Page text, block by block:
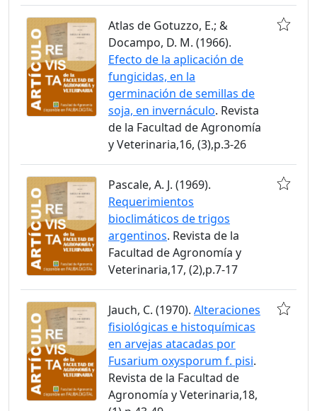
Atlas de Gotuzzo, E.; &
Docampo, D. M. (1966).
Efecto de la aplicación de
fungicidas, en la
germinación de semillas de
soja, en invernáculo. Revista
de la Facultad de Agronomía
y Veterinaria,16, (3),p.3-26
Pascale, A. J. (1969).
Requerimientos
bioclimáticos de trigos
argentinos. Revista de la
Facultad de Agronomía y
Veterinaria,17, (2),p.7-17
Jauch, C. (1970). Alteraciones
fisiológicas e histoquímicas
en arvejas atacadas por
Fusarium oxysporum f. pisi.
Revista de la Facultad de
Agronomía y Veterinaria,18,